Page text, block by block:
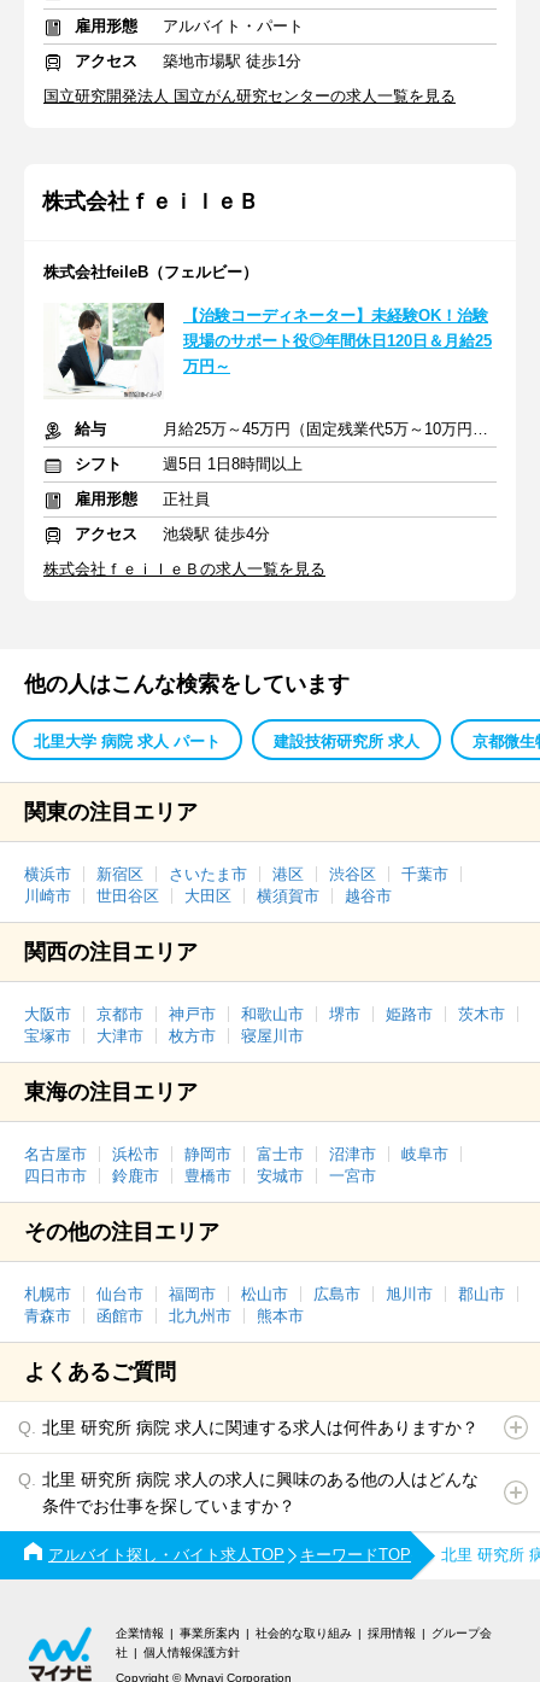
雇用形態
アルバイト・パート
アクセス
築地市場駅 徒歩1分
国立研究開発法人 国立がん研究センターの求人一覧を見る
株式会社ｆｅｉｌｅＢ
株式会社feileB（フェルビー）
【治験コーディネーター】未経験OK！治験
現場のサポート役◎年間休日120日＆月給25
万円～
給与
月給25万～45万円（固定残業代5万～10万円※月20～30時間含む）
シフト
週5日 1日8時間以上
雇用形態
正社員
アクセス
池袋駅 徒歩4分
株式会社ｆｅｉｌｅＢの求人一覧を見る
他の人はこんな検索をしています
北里大学 病院 求人 パート 建設技術研究所 求人 京都微生
関東の注目エリア
横浜市 新宿区 さいたま市 港区 渋谷区
千葉市
川崎市
世田谷区 大田区 横須賀市 越谷市
関西の注目エリア
大阪市 京都市 神戸市 和歌山市 堺市 姫路市
茨木市
宝塚市
大津市 枚方市 寝屋川市
東海の注目エリア
名古屋市 浜松市 静岡市 富士市 沼津市
岐阜市
四日市市
鈴鹿市 豊橋市 安城市 一宮市
その他の注目エリア
札幌市 仙台市 福岡市 松山市 広島市 旭川市
郡山市
青森市
函館市 北九州市 熊本市
よくあるご質問
北里 研究所 病院 求人に関連する求人は何件ありますか？
北里 研究所 病院 求人の求人に興味のある他の人はどんな
条件でお仕事を探していますか？
アルバイト探し・バイト求人TOP キーワードTOP 北里 研究所
企業情報 事業所案内 社会的な取り組み 採用情報
グループ会
社
個人情報保護方針
Copyright © Mynavi Corporation